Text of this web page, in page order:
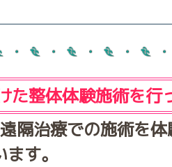
た整体体験施術を行
隔治療での施術を
す。